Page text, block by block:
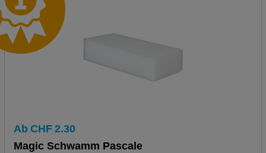
Ab CHF 2.30
Magic Schwamm Pascale